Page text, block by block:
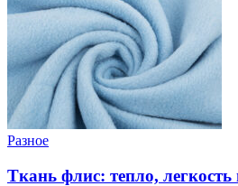
Разное
Ткань флис: тепло, легкость